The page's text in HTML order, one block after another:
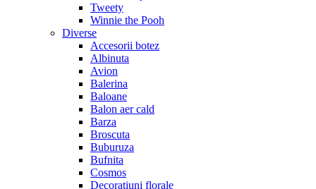
Tweety
Winnie the Pooh
Diverse
Accesorii botez
Albinuta
Avion
Balerina
Baloane
Balon aer cald
Barza
Broscuta
Buburuza
Bufnita
Cosmos
Decoratiuni florale